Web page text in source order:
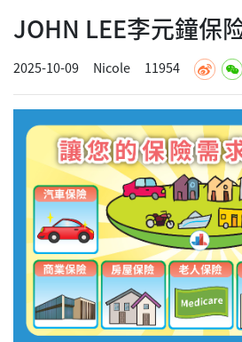
JOHN LEE李元鐘保
2025-10-09 Nicole 11954